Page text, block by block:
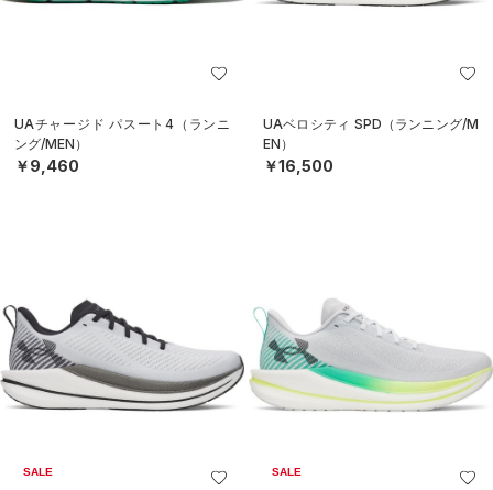
UAチャージド パスート4（ランニ
ング/MEN）
￥9,460
UAベロシティ SPD（ランニング/M
EN）
￥16,500
SALE SALE